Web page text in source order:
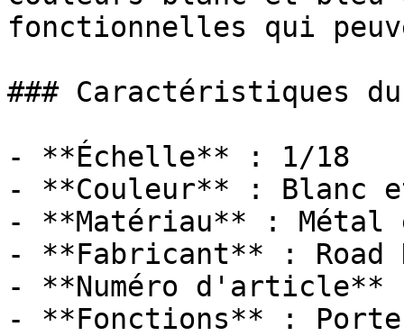
fonctionnelles qui
### Caractéristiques
- **Échelle** : 1/18
- **Couleur** : Blanc
- **Matériau** : Métal
- **Fabricant** : Road
- **Numéro d'article** :
- **Fonctions** :